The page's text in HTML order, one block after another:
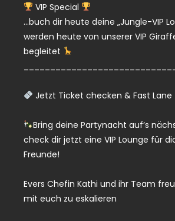
VIP Special
…buch dir heute deine „Jungle-VIP
werden heute von unserer VIP
begleitet
Jetzt Ticket checken & Fast Lane
Bring deine Partynacht auf’s
check dir jetzt eine VIP Lounge für
Freunde!
Evers Chefin Kathi und ihr Team
mit euch zu eskalieren